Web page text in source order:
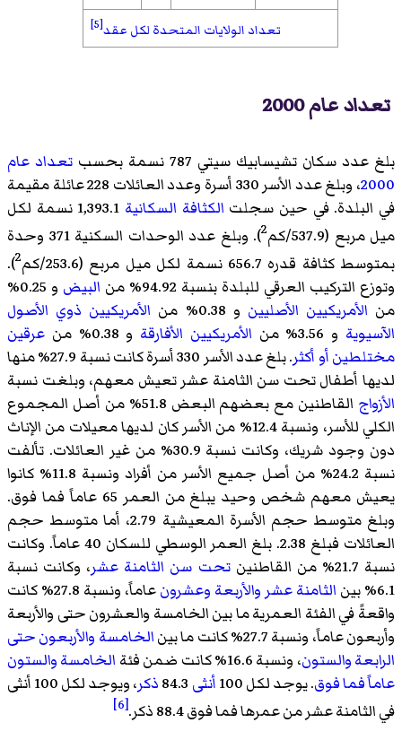
تعداد الولايات المتحدة لكل عقد[5]
تعداد عام 2000
بلغ عدد سكان تشيسابيك سيتي 787 نسمة بحسب
تعداد عام
2000
، وبلغ عدد الأسر 330 أسرة وعدد العائلات 228 عائلة مقيمة
في البلدة. في حين سجلت الكثافة السكانية
1,393.1 نسمة لكل
ميل مربع (537.9/كم
2
). وبلغ عدد الوحدات السكنية 371 وحدة
بمتوسط كثافة قدره 656.7 نسمة لكل ميل مربع (253.6/كم
2
).
وتوزع التركيب العرقي للبلدة بنسبة 94.92% من
البيض
و 0.25%
من الأمريكيين الأصليين و 0.38% من
الأمريكيين ذوي الأصول
الآسيوية و 3.56% من الأمريكيين الأفارقة و 0.38% من
عرقين
مختلطين أو أكثر
. بلغ عدد الأسر 330 أسرة كانت نسبة 27.9% منها
لديها أطفال تحت سن الثامنة عشر تعيش معهم، وبلغت نسبة
الأزواج
القاطنين مع بعضهم البعض 51.8% من أصل المجموع
الكلي للأسر، ونسبة 12.4% من الأسر كان لديها معيلات من الإناث
دون وجود شريك، وكانت نسبة 30.9% من غير العائلات. تألفت
نسبة 24.2% من أصل جميع الأسر من أفراد ونسبة 11.8% كانوا
يعيش معهم شخص وحيد يبلغ من العمر 65 عاماً فما فوق.
وبلغ متوسط حجم الأسرة المعيشية 2.79، أما متوسط حجم
العائلات فبلغ 2.38. بلغ العمر الوسطي للسكان 40 عاماً. وكانت
نسبة 21.7% من القاطنين
تحت سن الثامنة عشر، وكانت نسبة
6.1% بين
الثامنة عشر والأربعة وعشرون
عاماً، ونسبة 27.8% كانت
واقعةً في الفئة العمرية ما بين الخامسة والعشرون حتى والأربعة
وأربعون عاماً، ونسبة 27.7% كانت ما بين
الخامسة والأربعون حتى
الرابعة والستون، ونسبة 16.6% كانت ضمن فئة
الخامسة والستون
عاماً فما فوق. يوجد لكل 100 أنثى ذكر
، ويوجد لكل 100 أنثى
في الثامنة عشر من عمرها فما فوق 88.4 ذكر.
[6]